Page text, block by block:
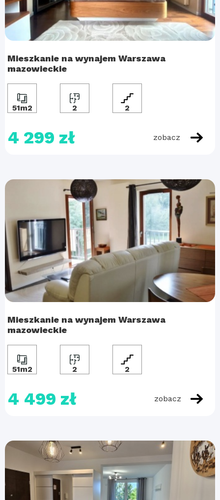
Mieszkanie na wynajem Warszawa
mazowieckie
51m2 2 2
4 299 zł zobacz
Mieszkanie na wynajem Warszawa
mazowieckie
51m2 2 2
4 499 zł zobacz